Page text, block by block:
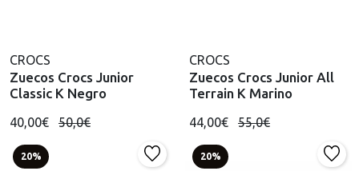
CROCS
Zuecos Crocs Junior
Classic K Negro
40,00€ 50,0€
CROCS
Zuecos Crocs Junior All
Terrain K Marino
44,00€ 55,0€
20% 20%